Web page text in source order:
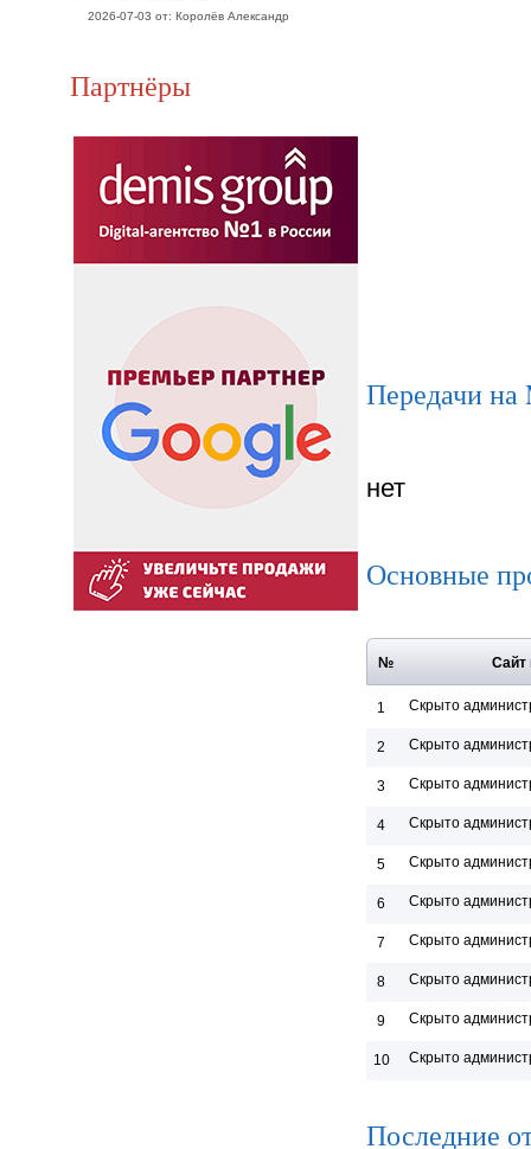
2026-07-03 от: Королёв Александр
Партнёры
Передачи на
нет
Основные
№ Сайт
1 Скрыто
2 Скрыто
3 Скрыто
4 Скрыто
5 Скрыто
6 Скрыто
7 Скрыто
8 Скрыто
9 Скрыто
10 Скрыто
Последние